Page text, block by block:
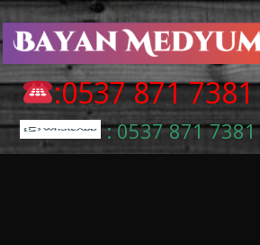
:0537 871 7381
: 0537 871 7381